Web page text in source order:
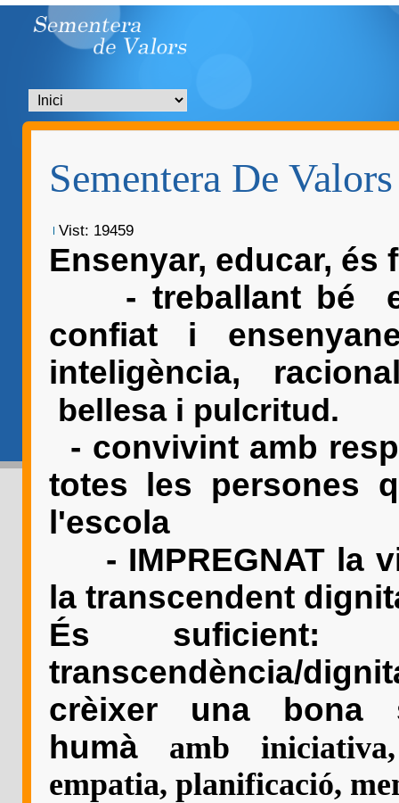
Sementera De Valors
Vist: 19459
Ensenyar, educar, és
- treballant bé el
confiat i
inteligència,
bellesa i pulcritud.
- convivint amb
totes les persones
l'escola
- IMPREGNAT la
la transcendent
És suficient:
transcendència/
crèixer una bona
humà amb
empatia, planificació,